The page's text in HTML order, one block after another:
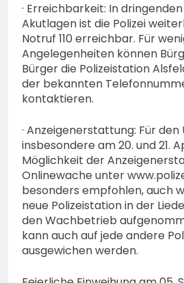
· Erreichbarkeit: In
Akutlagen ist die Polizei
Notruf 110 erreichbar. Für
Angelegenheiten können
Bürger die Polizeistation
der bekannten
kontaktieren.
· Anzeigenerstattung: Für
insbesondere am 20. und 21.
Möglichkeit der
Onlinewache unter
besonders empfohlen, auch
neue Polizeistation in der
den Wachbetrieb
kann auch auf jede andere
ausgewichen werden.